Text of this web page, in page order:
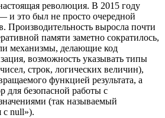
революция. В 2015 году
и это был не просто очередной
Производительность выросла почти
памяти заметно сократилось,
механизмы, делающие код
возможность указывать типы
строк, логических величин),
функцией результата, а
для безопасной работы с
(так называемый
с null»).